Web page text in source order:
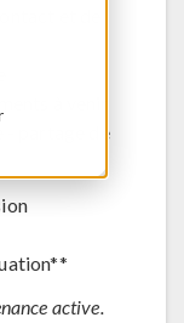
et de
à venir
- partage de
active.